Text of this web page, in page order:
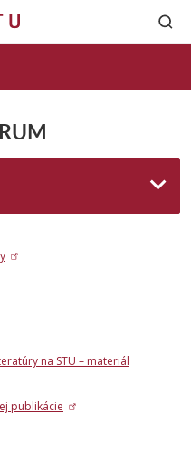
na STU – materiál
publikácie